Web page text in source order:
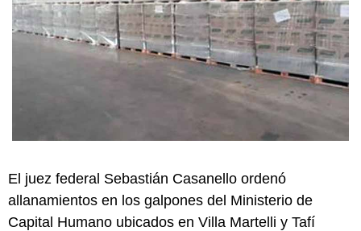
El juez federal Sebastián Casanello ordenó
allanamientos en los galpones del Ministerio de
Capital Humano ubicados en Villa Martelli y Tafí